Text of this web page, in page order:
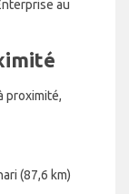
au
proximité,
(87,6 km)